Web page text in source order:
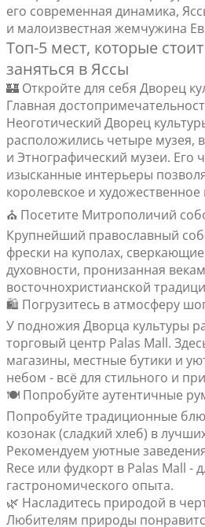
его современная динамика,
и малоизвестная жемчужина
Топ-5 мест, которые
заняться в Яссы
🏰 Откройте для себя Дворец
Главная
Неоготический Дворец
расположились четыре музея,
и Этнографический музеи. Его
изысканные интерьеры
королевское и
⛪ Посетите Митрополичий
Крупнейший православный
фрески на куполах,
духовности, пронизанная
восточнохристианской
🛍️ Погрузитесь в атмосферу
У подножия Дворца культуры
торговый центр Palas Mall.
магазины, местные бутики и
небом - всё для стильного и
🍽️ Попробуйте аутентичные
Попробуйте традиционные
козонак (сладкий хлеб) в
Рекомендуем уютные
Rece или фудкорт в Palas Mall -
гастрономического опыта.
🌿 Насладитесь природой в
Любителям природы